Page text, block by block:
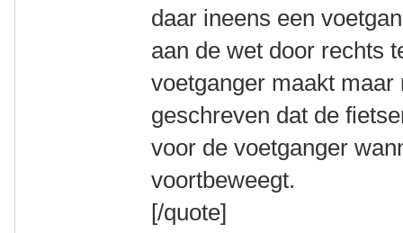
daar ineens een
aan de wet door rechts
voetganger maakt
geschreven dat de
voor de voetganger
voortbeweegt.
[/quote]